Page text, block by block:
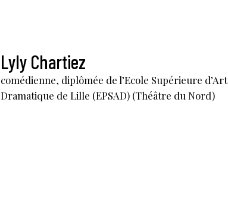
Lyly Chartiez
comédienne, diplômée de l’Ecole Supérieure d’Art
Dramatique de Lille (EPSAD) (Théâtre du Nord)